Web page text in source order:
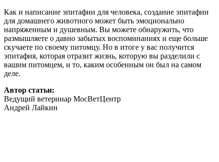
Как и написание эпитафии для человека, создание эпитафии
для домашнего животного может быть эмоционально
напряженным и душевным. Вы можете обнаружить, что
размышляете о давно забытых воспоминаниях и еще больше
скучаете по своему питомцу. Но в итоге у вас получится
эпитафия, которая отразит жизнь, которую вы разделили с
вашим питомцем, и то, каким особенным он был на самом
деле.
Автор статьи:
Ведущий ветеринар МосВетЦентр
Андрей Лайкин